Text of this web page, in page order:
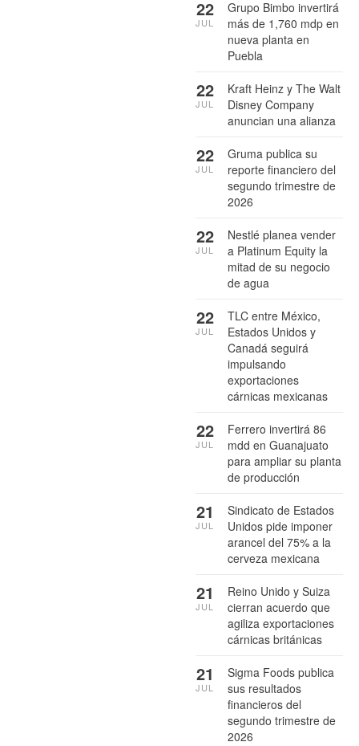
Grupo Bimbo invertirá
más de 1,760 mdp en
nueva planta en
Puebla
22
JUL
Kraft Heinz y The Walt
Disney Company
anuncian una alianza
22
JUL
Gruma publica su
reporte financiero del
segundo trimestre de
2026
22
JUL
Nestlé planea vender
a Platinum Equity la
mitad de su negocio
de agua
22
JUL
TLC entre México,
Estados Unidos y
Canadá seguirá
impulsando
exportaciones
cárnicas mexicanas
22
JUL
Ferrero invertirá 86
mdd en Guanajuato
para ampliar su planta
de producción
22
JUL
Sindicato de Estados
Unidos pide imponer
arancel del 75% a la
cerveza mexicana
21
JUL
Reino Unido y Suiza
cierran acuerdo que
agiliza exportaciones
cárnicas británicas
21
JUL
Sigma Foods publica
sus resultados
financieros del
segundo trimestre de
2026
21
JUL